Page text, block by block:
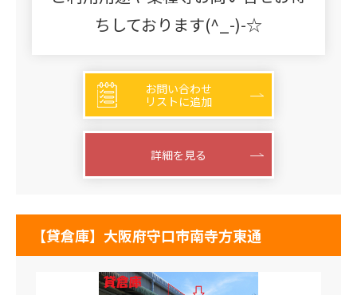
ちしております(^_-)-☆
お問い合わせ
リストに追加
詳細を見る
【貸倉庫】大阪府守口市南寺方東通